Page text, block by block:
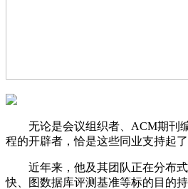
无论是会议组织者、ACM期刊
程的开辟者，恰是这些同业支持起
近年来，他及其团队正在分布式
快、图数据库评测基准等标的目的